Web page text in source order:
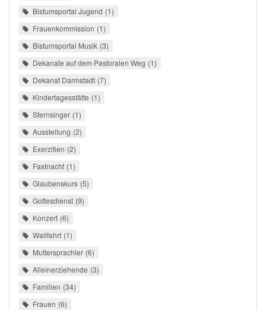
Bistumsportal Jugend 1
Frauenkommission 1
Bistumsportal Musik 3
Dekanate auf dem Pastoralen Weg 1
Dekanat Darmstadt 7
Kindertagesstätte 1
Sternsinger 1
Ausstellung 2
Exerzitien 2
Fastnacht 1
Glaubenskurs 5
Gottesdienst 9
Konzert 6
Wallfahrt 1
Muttersprachler 6
Alleinerziehende 3
Familien 34
Frauen 6